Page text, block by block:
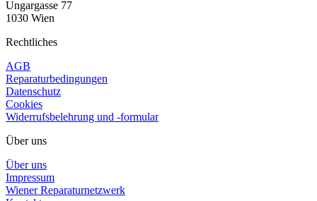
Ungargasse 77
1030 Wien
Rechtliches
AGB
Reparaturbedingungen
Datenschutz
Cookies
Widerrufsbelehrung und -formular
Über uns
Über uns
Impressum
Wiener Reparaturnetzwerk